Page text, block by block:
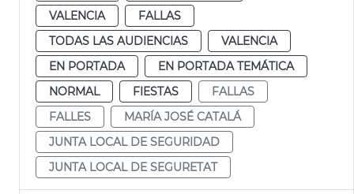
VALENCIA
FALLAS
TODAS LAS AUDIENCIAS
VALENCIA
EN PORTADA
EN PORTADA TEMÁTICA
NORMAL
FIESTAS
FALLAS
FALLES
MARÍA JOSÉ CATALÁ
JUNTA LOCAL DE SEGURIDAD
JUNTA LOCAL DE SEGURETAT